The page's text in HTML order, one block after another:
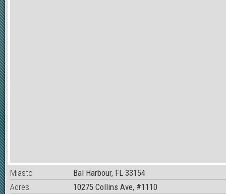
Miasto
Bal Harbour, FL 33154
Adres
10275 Collins Ave, #1110